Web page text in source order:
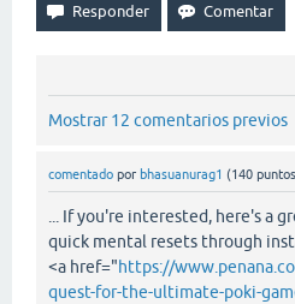
Mostrar 12 comentarios previos
comentado por bhasuanurag1 (140
... If you're interested, here's a
quick mental resets through
<a href="https://
quest-for-the-ultimate-poki-